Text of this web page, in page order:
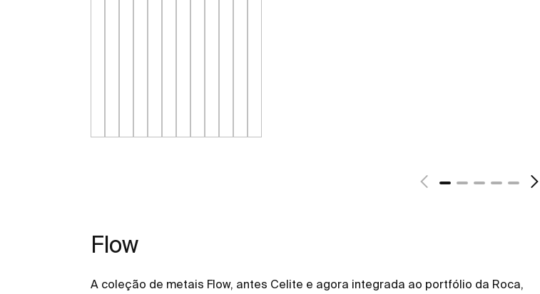
Flow
A coleção de metais Flow, antes Celite e agora integrada ao portfólio da Roca,